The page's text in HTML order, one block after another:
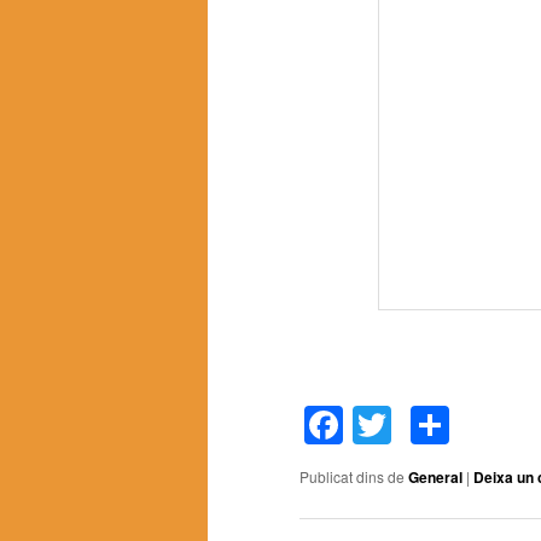
Facebook
Twitter
Publicat dins de General | Deixa un